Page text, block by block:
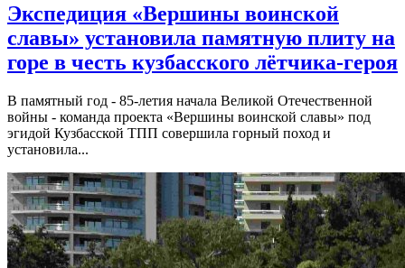
Экспедиция «Вершины воинской
славы» установила памятную плиту на
горе в честь кузбасского лётчика-героя
В памятный год - 85-летия начала Великой Отечественной
войны - команда проекта «Вершины воинской славы» под
эгидой Кузбасской ТПП совершила горный поход и
установила...